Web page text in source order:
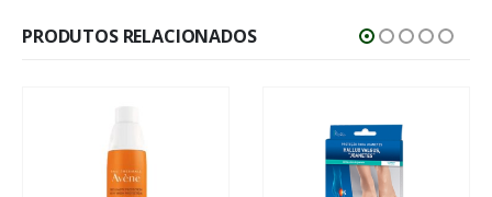
PRODUTOS RELACIONADOS